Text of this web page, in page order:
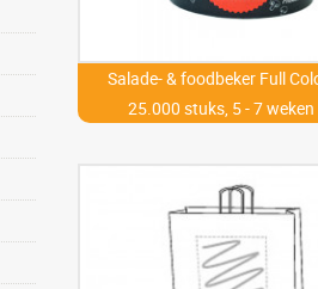
Salade- & foodbeker Full
25.000 stuks, 5 - 7